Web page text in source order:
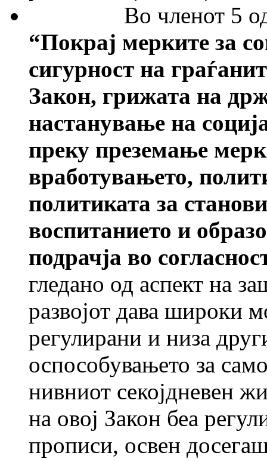
Во членот 5
“Покрај мерките за
сигурност на
Закон, грижата на
настанување на
преку преземање
вработувањето,
политиката за
воспитанието и
подрачја во
гледано од аспект на
развојот дава широки
регулирани и низа
оспособувањето за
нивниот секојдневен
на овој Закон беа
прописи, освен